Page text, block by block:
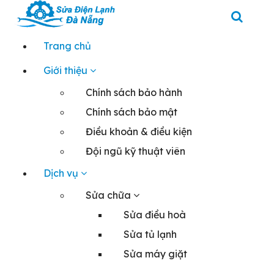
Chuyên sửa máy giặt, tủ lạnh, điều hoà tại Đà Nẵng
Trang chủ
Giới thiệu
Chính sách bảo hành
Chính sách bảo mật
Điều khoản & điều kiện
Đội ngũ kỹ thuật viên
Dịch vụ
Sửa chữa
Sửa điều hoà
Sửa tủ lạnh
Sửa máy giặt